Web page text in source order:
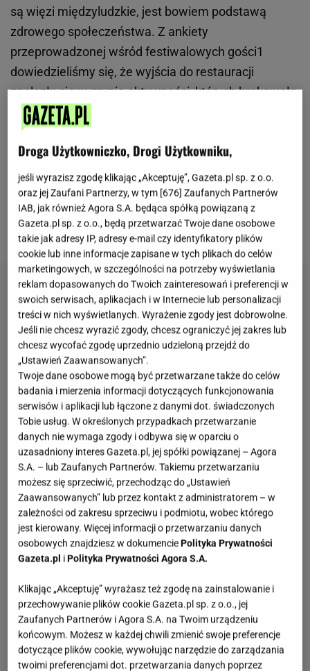
są więzi międzyludzkie, jest bowiem podstawą
zdrowego społeczeństwa. Z ankiety
przeprowadzonej wśród festiwalowych gości1
dowiedzieliśmy się, że wyjścia do restauracji
znalazły się w grupie aktywności, których brakowało
im najbardziej podczas kwarantanny. Prawie 80 % z
nich zadeklarowało, że zamierza korzystać z
restauracji zaraz po zniesieniu ograniczeń w stopniu
zbliżonym do tego przed pandemią. Dlatego też
wraz z powrotem życia restauracyjnego, powraca
także festiwal najlepszych restauracji Restaurant
Week.
Droga Użytkowniczko, Drogi Użytkowniku,
jeśli wyrazisz zgodę klikając „Akceptuję”, Gazeta.pl sp. z o.o.
oraz jej Zaufani Partnerzy, w tym [676] Zaufanych Partnerów
IAB, jak również Agora S.A. będąca spółką powiązaną z
Gazeta.pl sp. z o.o., będą przetwarzać Twoje dane osobowe
takie jak adresy IP, adresy e-mail czy identyfikatory plików
cookie lub inne informacje zapisane w tych plikach do celów
marketingowych, w szczególności na potrzeby wyświetlania
reklam dopasowanych do Twoich zainteresowań i preferencji w
swoich serwisach, aplikacjach i w Internecie lub personalizacji
treści w nich wyświetlanych. Wyrażenie zgody jest dobrowolne.
Jeśli nie chcesz wyrazić zgody, chcesz ograniczyć jej zakres lub
chcesz wycofać zgodę uprzednio udzieloną przejdź do
„Ustawień Zaawansowanych”.
Twoje dane osobowe mogą być przetwarzane także do celów
badania i mierzenia informacji dotyczących funkcjonowania
serwisów i aplikacji lub łączone z danymi dot. świadczonych
Tobie usług. W określonych przypadkach przetwarzanie
danych nie wymaga zgody i odbywa się w oparciu o
uzasadniony interes Gazeta.pl, jej spółki powiązanej – Agora
S.A. – lub Zaufanych Partnerów. Takiemu przetwarzaniu
możesz się sprzeciwić, przechodząc do „Ustawień
Zaawansowanych” lub przez kontakt z administratorem – w
zależności od zakresu sprzeciwu i podmiotu, wobec którego
jest kierowany. Więcej informacji o przetwarzaniu danych
osobowych znajdziesz w dokumenciePolityka Prywatności
Gazeta.pl iPolityka Prywatności Agora S.A.
Klikając „Akceptuję” wyrażasz też zgodę na zainstalowanie i
przechowywanie plików cookie Gazeta.pl sp. z o.o., jej
Zaufanych Partnerów i Agora S.A. na Twoim urządzeniu
końcowym. Możesz w każdej chwili zmienić swoje preferencje
dotyczące plików cookie, wywołując narzędzie do zarządzania
twoimi preferencjami dot. przetwarzania danych poprzez